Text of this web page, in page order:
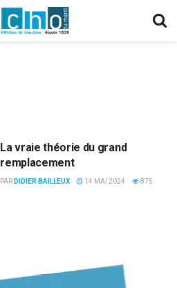
La vraie théorie du grand
remplacement
PAR DIDIER BAILLEUX 14 MAI 2024 875